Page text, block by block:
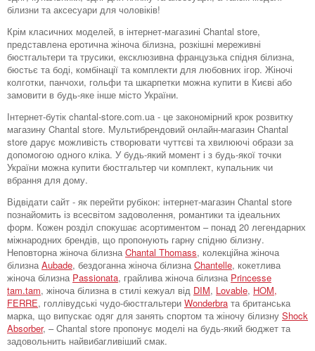
білизни та аксесуари для чоловіків!
Крім класичних моделей, в інтернет-магазині Chantal store,
представлена ​​еротична жіноча білизна, розкішні мереживні
бюстгальтери та трусики, ексклюзивна французька спідня білизна,
бюстьє та боді, комбінації та комплекти для любовних ігор. Жіночі
колготки, панчохи, гольфи та шкарпетки можна купити в Києві або
замовити в будь-яке інше місто України.
Інтернет-бутік chantal-store.com.ua - це закономірний крок розвитку
магазину Chantal store. Мультибрендовий онлайн-магазин Chantal
store дарує можливість створювати чуттєві та хвилюючі образи за
допомогою одного кліка. У будь-який момент і з будь-якої точки
України можна купити бюстгальтер чи комплект, купальник чи
вбрання для дому.
Відвідати сайт - як перейти рубікон: інтернет-магазин Chantal store
познайомить із всесвітом задоволення, романтики та ідеальних
форм. Кожен розділ спокушає асортиментом – понад 20 легендарних
міжнародних брендів, що пропонують гарну спідню білизну.
Неповторна жіноча білизна Chantal Thomass, колекційна жіноча
білизна Aubade, бездоганна жіноча білизна Chantelle, кокетлива
жіноча білизна Passionata, грайлива жіноча білизна Princesse
tam.tam, жіноча білизна в стилі кежуал від DIM, Lovable, HOM,
FERRE, голлівудські чудо-бюстгальтери Wonderbra та британська
марка, що випускає одяг для занять спортом та жіночу білизну Shock
Absorber, – Chantal store пропонує моделі на будь-який бюджет та
задовольнить найвибагливіший смак.